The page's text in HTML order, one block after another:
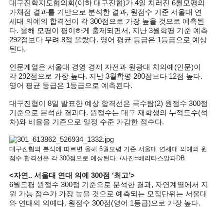
대구진학지도협의회(이하 대구진협)가 4일 치러진 6월모평의
가채점 결과를 기반으로 분석한 결과, 원점수 기준 서울대 연
세대 의예의 합격선이 각 300점으로 가장 높을 것으로 예측된
다. 올해 모평이 평이하게 출제되면서, 지난 3월학평 기준 예측
292점보다 무려 8점 올랐다. 영어 평균 등급은 1등급으로 예상
된다.
인문계열은 서울대 경영 경제 자전과 원광대 치의예(인문)이
각 292점으로 가장 높다. 지난 3월학평 280점보다 12점 높다.
영어 평균 등급은 1등급으로 예측된다.
대구진협이 8일 발표한 예상 합격선은 국수탐(2) 원점수 300점
기준으로 분석한 결과다. 원점수는 대구 재학생의 누적도수(석
차)와 비율을 기준으로 일정 수준 가감한 점수다.
대구진협의 분석에 따르면 올해 6월모평 기준 서울대 연세대 의예의 원
점수 합격선은 각 300점으로 예상된다. /사진=베리타스알파DB
<자연.. 서울대 연대 의예 300점 ‘최고’>
6월모평 원점수 300점 기준으로 분석한 결과, 자연계열에서 지
원 가능 점수가 가장 높을 것으로 예측되는 모집단위는 서울대
와 연대의 의예다. 원점수 300점(영어 1등급)으로 가장 높다.